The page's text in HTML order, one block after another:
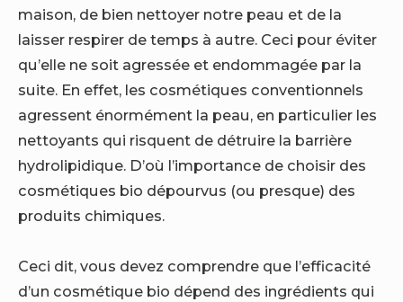
maison, de bien nettoyer notre peau et de la
laisser respirer de temps à autre. Ceci pour éviter
qu’elle ne soit agressée et endommagée par la
suite. En effet, les cosmétiques conventionnels
agressent énormément la peau, en particulier les
nettoyants qui risquent de détruire la barrière
hydrolipidique. D’où l’importance de choisir des
cosmétiques bio dépourvus (ou presque) des
produits chimiques.
Ceci dit, vous devez comprendre que l’efficacité
d’un cosmétique bio dépend des ingrédients qui